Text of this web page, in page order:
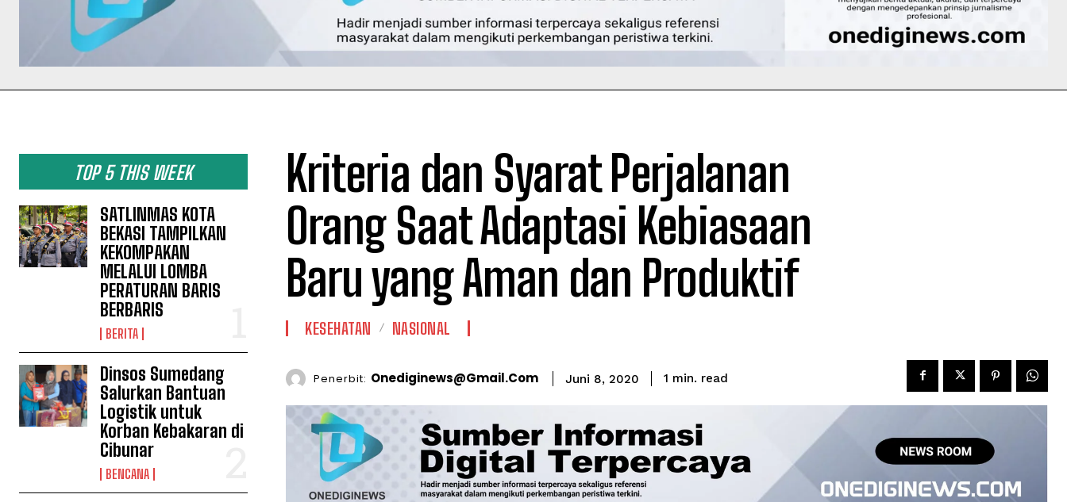
TOP 5 THIS WEEK
SATLINMAS KOTA
BEKASI TAMPILKAN
KEKOMPAKAN
MELALUI LOMBA
PERATURAN BARIS
BERBARIS
BERITA
Dinsos Sumedang
Salurkan Bantuan
Logistik untuk
Korban Kebakaran di
Cibunar
BENCANA
Kriteria dan Syarat Perjalanan
Orang Saat Adaptasi Kebiasaan
Baru yang Aman dan Produktif
KESEHATAN NASIONAL
Penerbit: Onediginews@gmail.com Juni 8, 2020 1 min. read